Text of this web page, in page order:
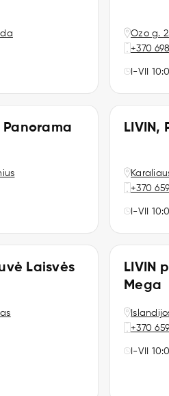
Ozo g.
+370
I-VII
Panorama LIVIN,
+370
I-VII
Laisvės
LIVIN
Mega
+370
I-VII